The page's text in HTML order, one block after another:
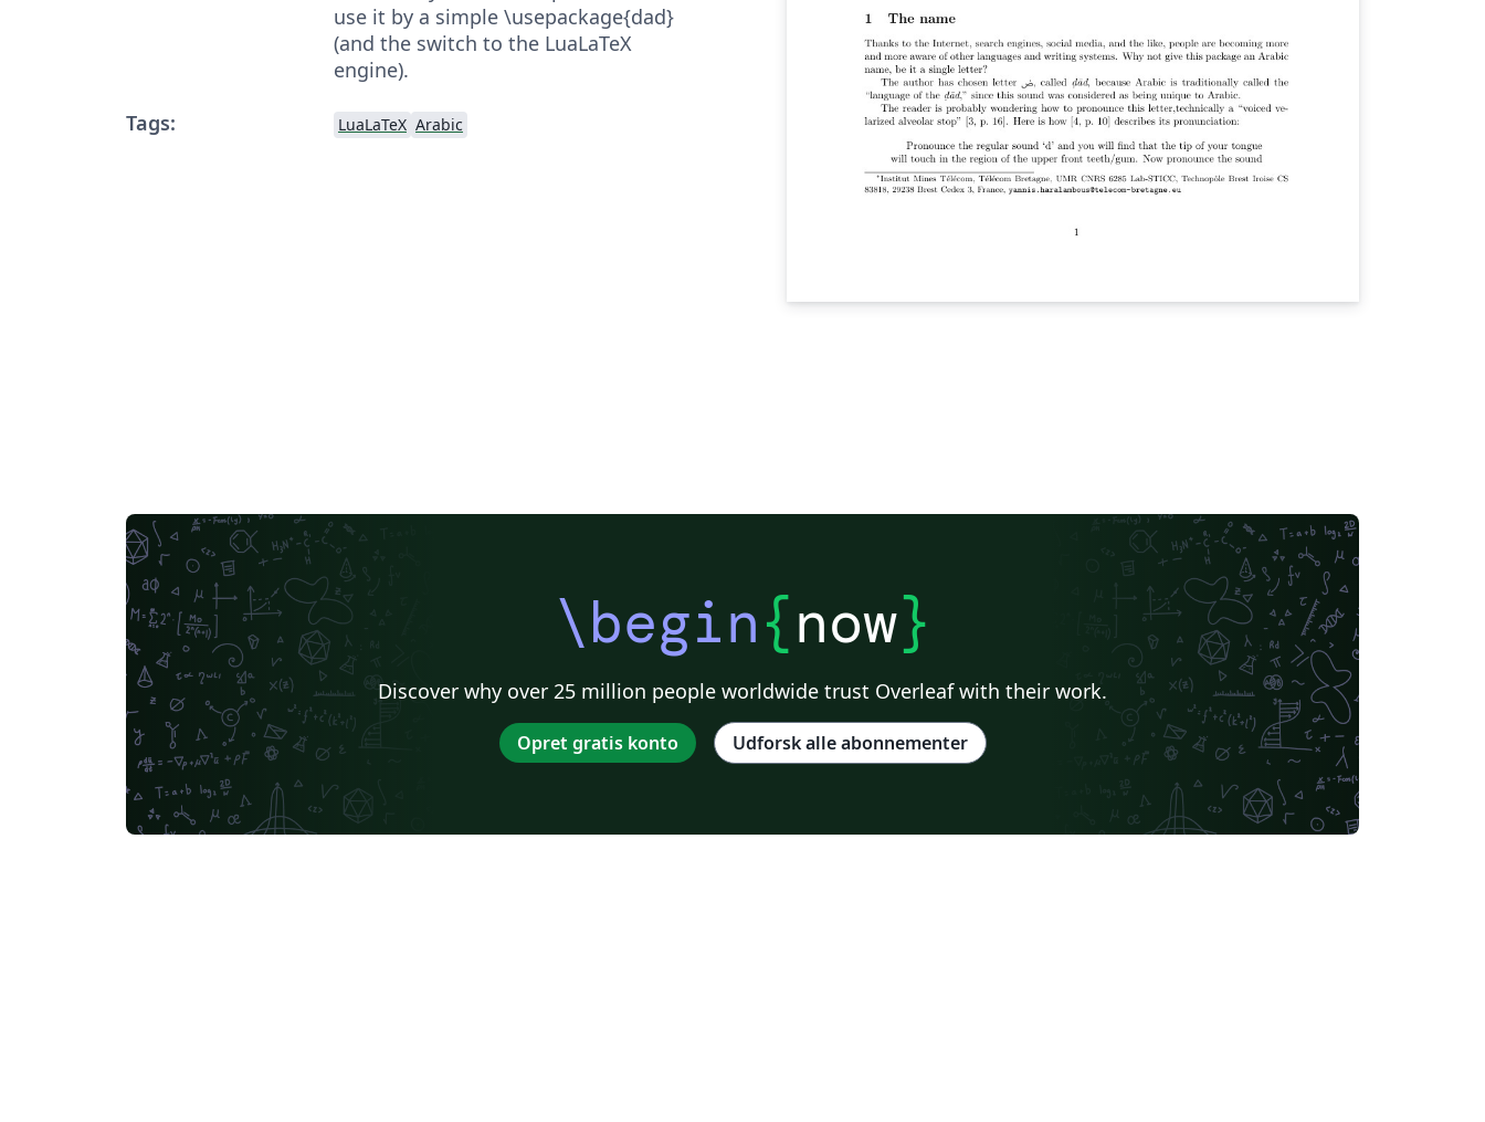
use it by a simple \usepackage{dad}
(and the switch to the LuaLaTeX
engine).
Tags:
LuaLaTeX Arabic
\begin{now}
Discover why over 25 million people worldwide trust Overleaf with their work.
Opret gratis konto Udforsk alle abonnementer